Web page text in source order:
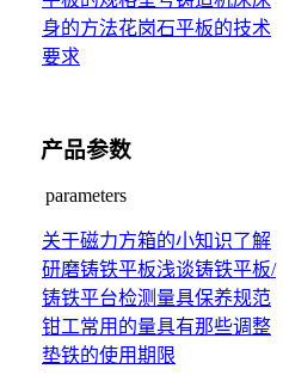
身的方法花岗石平板的技术
要求
产品参数
parameters
关于磁力方箱的小知识了解
研磨铸铁平板浅谈铸铁平板/
铸铁平台检测量具保养规范
钳工常用的量具有那些调整
垫铁的使用期限